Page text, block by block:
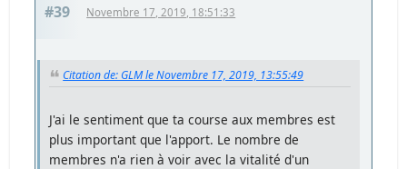
#39 Novembre 17, 2019, 18:51:33
Citation de: GLM le Novembre 17, 2019, 13:55:49
J'ai le sentiment que ta course aux membres est
plus important que l'apport. Le nombre de
membres n'a rien à voir avec la vitalité d'un